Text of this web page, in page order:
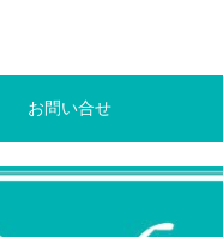
お問い合せ